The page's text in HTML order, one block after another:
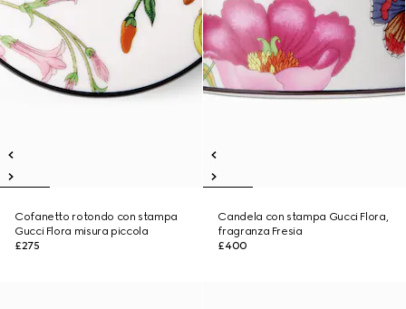
Cofanetto rotondo con stampa
Gucci Flora misura piccola
£275
Candela con stampa Gucci Flora,
fragranza Fresia
£400